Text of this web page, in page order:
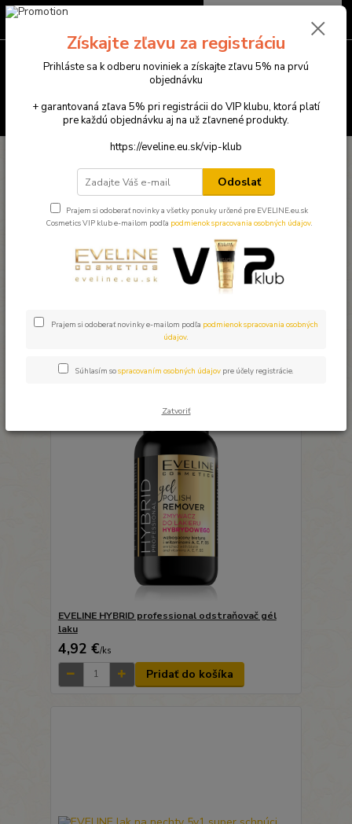
Menu
Hľadať
0949781904
0,00 €
Eveline dekoratívna kozmetika Nechty,Laky
Nechty,Laky
Upresniť parametre
Najlacnejšie Najdrahšie
strana
EVELINE HYBRID professional odstraňovač gél
laku
4,92 €/ks
Pridať do košíka
Získajte zľavu za registráciu
Prihláste sa k odberu noviniek a získajte zľavu 5% na prvú
objednávku
+ garantovaná zľava 5% pri registrácii do VIP klubu, ktorá platí
pre každú objednávku aj na už zľavnené produkty.
https://eveline.eu.sk/vip-klub
Odoslať
Prajem si odoberať novinky a všetky ponuky určené pre EVELINE.eu.sk
Cosmetics VIP klub e-mailom podľa podmienok spracovania osobných údajov.
Prajem si odoberať novinky e-mailom podľa podmienok spracovania osobných
údajov.
Súhlasím sospracovaním osobných údajov pre účely registrácie.
Zatvoriť